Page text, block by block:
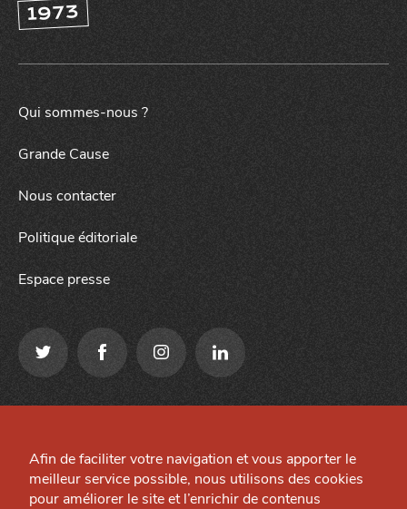
Grande Cause
Nous contacter
1973
Qui sommes-nous ?
Grande Cause
Nous contacter
Politique éditoriale
Espace presse
Préférences cookies
Site créé par
Afin de faciliter votre navigation et vous apporter le
meilleur service possible, nous utilisons des cookies
pour améliorer le site et l’enrichir de contenus
J'accepte Je refuse